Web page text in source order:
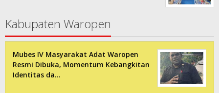
Kabupaten Waropen
Mubes IV Masyarakat Adat Waropen
Resmi Dibuka, Momentum Kebangkitan
Identitas da…